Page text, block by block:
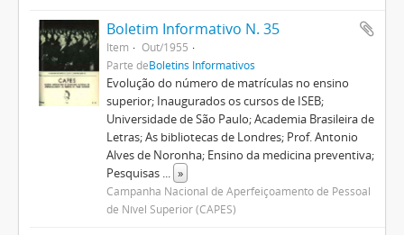
Boletim Informativo N. 35
Item
Out/1955
Parte deBoletins Informativos
Evolução do número de matrículas no ensino
superior; Inaugurados os cursos de ISEB;
Universidade de São Paulo; Academia Brasileira de
Letras; As bibliotecas de Londres; Prof. Antonio
Alves de Noronha; Ensino da medicina preventiva;
Pesquisas ... »
Campanha Nacional de Aperfeiçoamento de Pessoal
de Nível Superior (CAPES)